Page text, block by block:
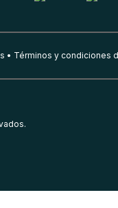
Términos y condiciones